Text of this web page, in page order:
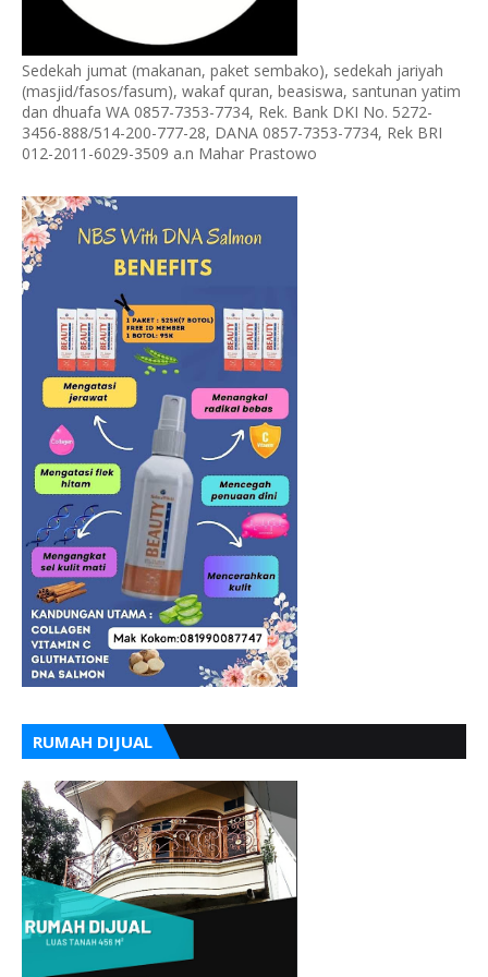
Sedekah jumat (makanan, paket sembako), sedekah jariyah
(masjid/fasos/fasum), wakaf quran, beasiswa, santunan yatim
dan dhuafa WA 0857-7353-7734, Rek. Bank DKI No. 5272-
3456-888/514-200-777-28, DANA 0857-7353-7734, Rek BRI
012-2011-6029-3509 a.n Mahar Prastowo
RUMAH DIJUAL